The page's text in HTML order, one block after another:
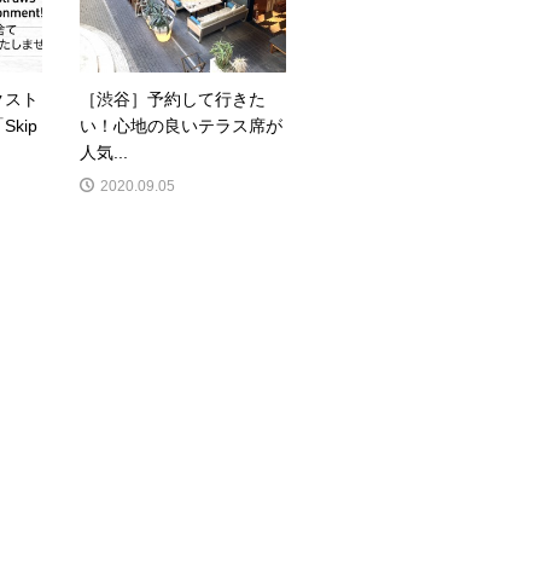
ト
Skip
［渋谷］予約して行きた
い！心地の良いテラス席が
人気...
2020.09.05